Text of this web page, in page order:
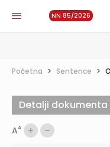
NN 85/2026
Početna > Sentence >
AA
Detalji dokumenta